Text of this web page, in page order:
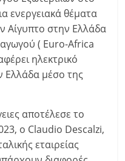
ενεργειακά θέματα
Αίγυπτο στην Ελλάδα
( Euro-Africa
ηλεκτρικό
Ελλάδα μέσο της
αποτέλεσε το
ο Claudio Descalzi,
εταιρείας